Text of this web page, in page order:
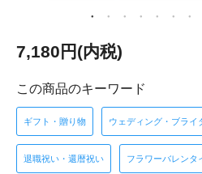
7,180円(内税)
この商品のキーワード
ギフト・贈り物 ウェディング・ブライ
退職祝い・還暦祝い フラワーバレンタ